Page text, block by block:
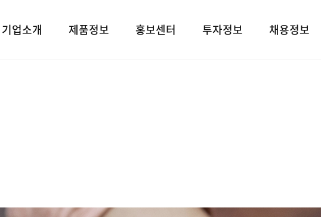
기업소개 제품정보 홍보센터 투자정보 채용정보
오시는길